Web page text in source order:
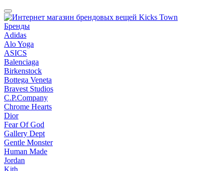
Бренды
Adidas
Alo Yoga
ASICS
Balenciaga
Birkenstock
Bottega Veneta
Bravest Studios
C.P.Company
Chrome Hearts
Dior
Fear Of God
Gallery Dept
Gentle Monster
Human Made
Jordan
Kith